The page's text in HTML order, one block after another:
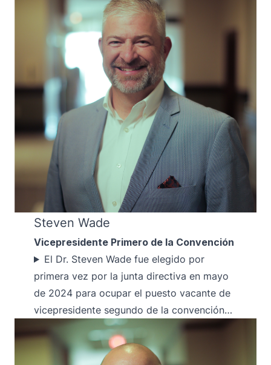
Steven Wade
Vicepresidente Primero de la Convención
El Dr. Steven Wade fue elegido por
primera vez por la junta directiva en mayo
de 2024 para ocupar el puesto vacante de
vicepresidente segundo de la convención…